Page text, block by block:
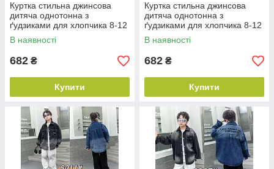
Куртка стильна джинсова
дитяча однотонна з
ґудзиками для хлопчика 8-12
років, колір уточнюйте під час
замовлення
В наявності
682 ₴
Купити
Куртка стильна джинсова
дитяча однотонна з
ґудзиками для хлопчика 8-12
років, колір уточнюйте під час
замовлення
В наявності
682 ₴
Купити